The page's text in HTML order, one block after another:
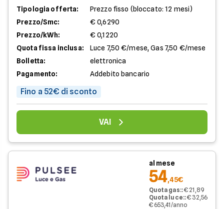
Tipologia offerta:
Prezzo fisso (bloccato: 12 mesi)
Prezzo/Smc:
€ 0,6290
Prezzo/kWh:
€ 0,1220
Quota fissa inclusa:
Luce 7,50 €/mese, Gas 7,50 €/mese
Bolletta:
elettronica
Pagamento:
Addebito bancario
Fino a 52€ di sconto
VAI
al mese
54,45€
Quota gas::€ 21,89
Quota luce::€ 32,56
€ 653,41/anno